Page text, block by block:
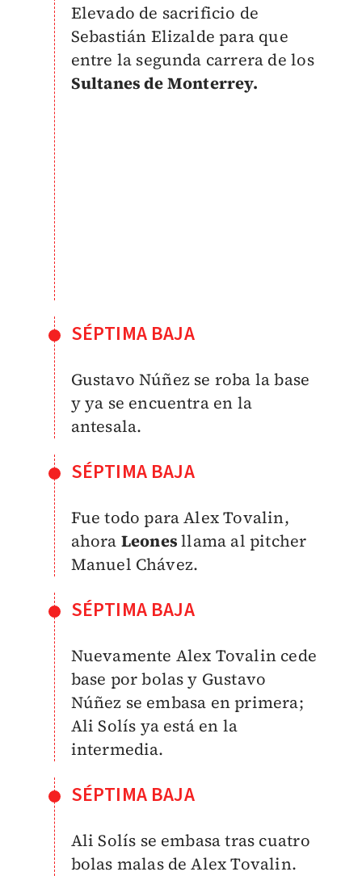
Elevado de sacrificio de
Sebastián Elizalde para que
entre la segunda carrera de los
Sultanes de Monterrey.
SÉPTIMA BAJA
Gustavo Núñez se roba la base
y ya se encuentra en la
antesala.
SÉPTIMA BAJA
Fue todo para Alex Tovalin,
ahora Leonesllama al pitcher
Manuel Chávez.
SÉPTIMA BAJA
Nuevamente Alex Tovalin cede
base por bolas y Gustavo
Núñez se embasa en primera;
Ali Solís ya está en la
intermedia.
SÉPTIMA BAJA
Ali Solís se embasa tras cuatro
bolas malas de Alex Tovalin.